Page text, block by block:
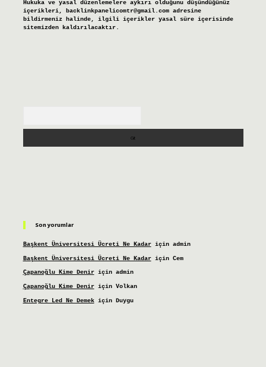
Hukuka ve yasal düzenlemelere aykırı olduğunu düşündüğünüz
içerikleri, backlinkpanelicomtr@gmail.comadresine
bildirmeniz halinde, ilgili içerikler yasal süre içerisinde
sitemizden kaldırılacaktır.
Son yorumlar
Başkent Üniversitesi Ücreti Ne Kadariçin admin
Başkent Üniversitesi Ücreti Ne Kadariçin Cem
Çapanoğlu Kime Deniriçin admin
Çapanoğlu Kime Deniriçin Volkan
Entegre Led Ne Demekiçin Duygu